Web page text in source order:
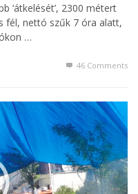
‘átkelését’, 2300 métert
fél, nettó szűk 7 óra alatt,
…
46 Comments